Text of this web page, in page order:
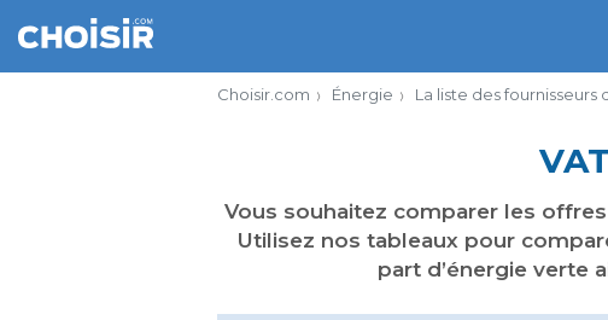
Choisir.com Énergie La liste des fournisseurs
Vous souhaitez comparer les offres
Utilisez nos tableaux pour
part d’énergie verte